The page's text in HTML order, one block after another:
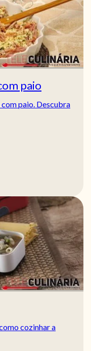
paio
paio. Descubra
cozinhar a